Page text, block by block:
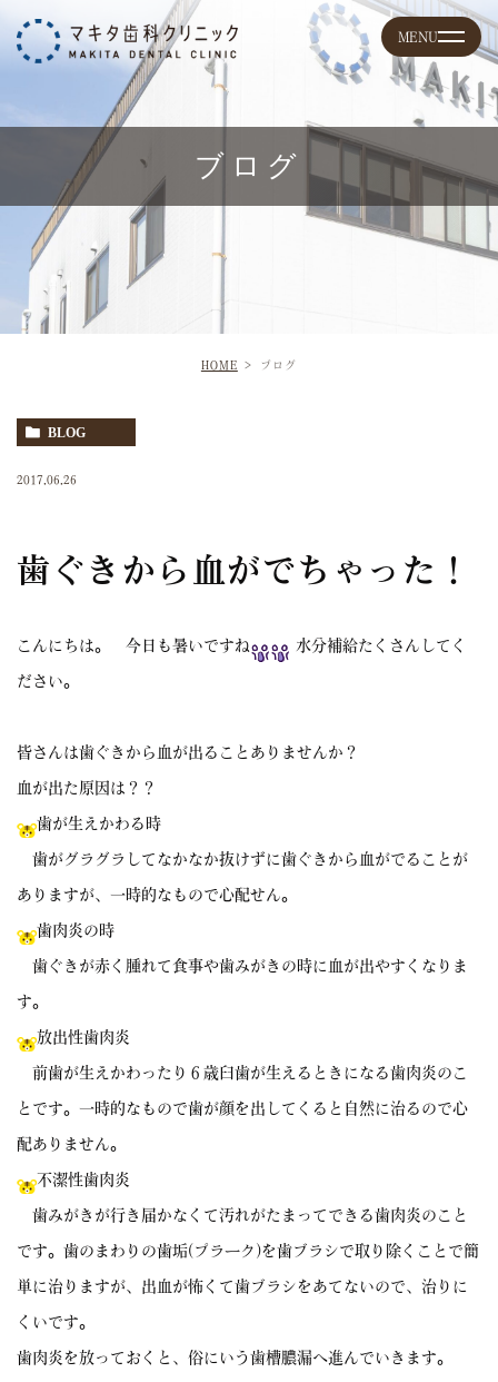
ブログ
HOME ブログ
BLOG
2017.06.26
歯ぐきから血がでちゃった！
こんにちは。 今日も暑いですね 水分補給たくさんしてく
ださい。
皆さんは歯ぐきから血が出ることありませんか？
血が出た原因は？？
歯が生えかわる時
歯がグラグラしてなかなか抜けずに歯ぐきから血がでることが
ありますが、一時的なもので心配せん。
歯肉炎の時
歯ぐきが赤く腫れて食事や歯みがきの時に血が出やすくなりま
す。
放出性歯肉炎
前歯が生えかわったり６歳臼歯が生えるときになる歯肉炎のこ
とです。一時的なもので歯が顔を出してくると自然に治るので心
配ありません。
不潔性歯肉炎
歯みがきが行き届かなくて汚れがたまってできる歯肉炎のこと
です。歯のまわりの歯垢(プラーク)を歯ブラシで取り除くことで簡
単に治りますが、出血が怖くて歯ブラシをあてないので、治りに
くいです。
歯肉炎を放っておくと、俗にいう歯槽膿漏へ進んでいきます。